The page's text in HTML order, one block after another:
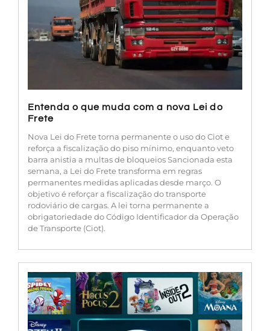
Entenda o que muda com a nova Lei do
Frete
Nova Lei do Frete torna permanente o uso do Ciot e
reforça a fiscalização do piso mínimo, enquanto veto
barra anistia a multas de bloqueios Sancionada esta
semana, a Lei do Frete transforma em regras
permanentes medidas aplicadas desde março. O
objetivo é reforçar a fiscalização do transporte
rodoviário de cargas. A lei torna permanente a
obrigatoriedade do Código Identificador da Operação
de Transporte (Ciot).